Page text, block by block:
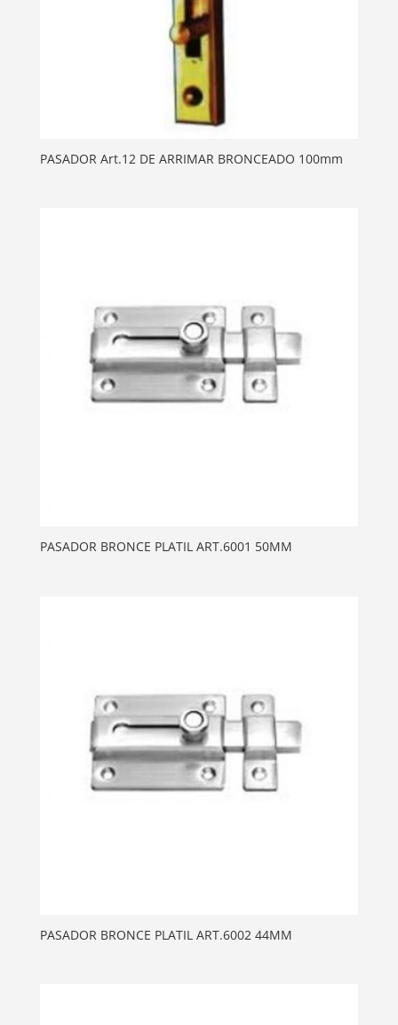
PASADOR Art.12 DE ARRIMAR BRONCEADO 100mm
PASADOR BRONCE PLATIL ART.6001 50MM
PASADOR BRONCE PLATIL ART.6002 44MM